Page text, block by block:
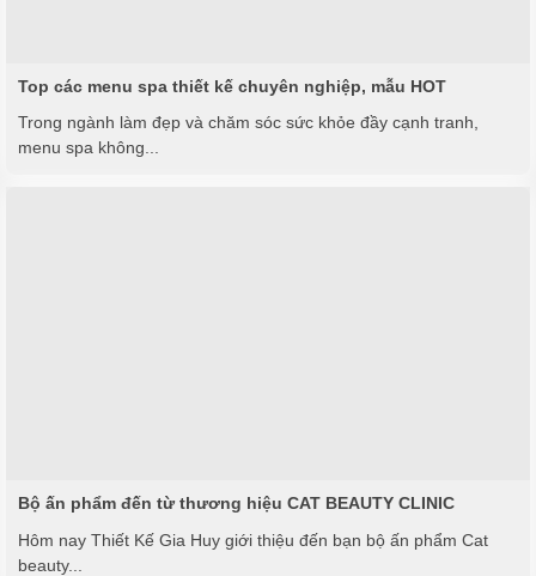
Top các menu spa thiết kế chuyên nghiệp, mẫu HOT
Trong ngành làm đẹp và chăm sóc sức khỏe đầy cạnh tranh,
menu spa không...
Bộ ấn phẩm đến từ thương hiệu CAT BEAUTY CLINIC
Hôm nay Thiết Kế Gia Huy giới thiệu đến bạn bộ ấn phẩm Cat
beauty...